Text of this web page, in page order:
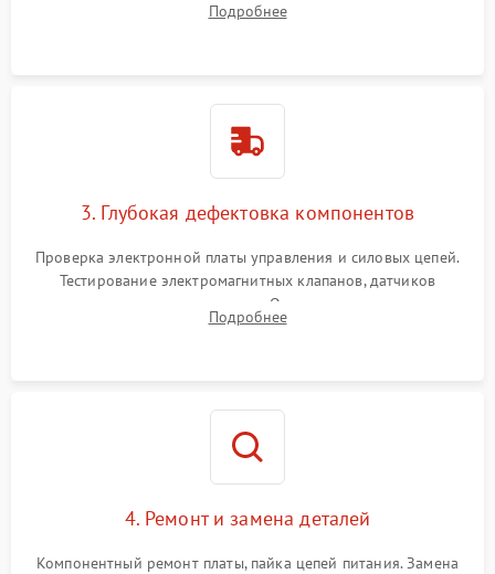
Промывка дренажных каналов и фильтров с использованием
Подробнее
3. Глубокая дефектовка компонентов
Проверка электронной платы управления и силовых цепей.
Тестирование электромагнитных клапанов, датчиков
температуры и расходомера. Оценка степени износа
жерновов кофемолки, уплотнительных колец гидросистемы
Подробнее
4. Ремонт и замена деталей
Компонентный ремонт платы, пайка цепей питания. Замена